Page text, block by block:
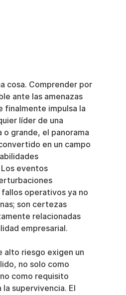
cosa. Comprender por
ante las amenazas
finalmente impulsa la
líder de una
o grande, el panorama
en un campo
eventos
operativos ya no
son certezas
relacionadas
empresarial.
alto riesgo exigen un
no solo como
como requisito
supervivencia. El